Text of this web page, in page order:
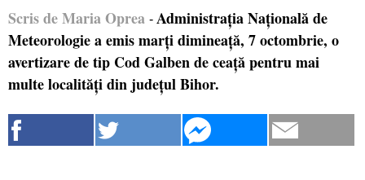
Scris de Maria Oprea - Administrația Națională de
Meteorologie a emis marți dimineață, 7 octombrie, o
avertizare de tip Cod Galben de ceață pentru mai
multe localități din județul Bihor.